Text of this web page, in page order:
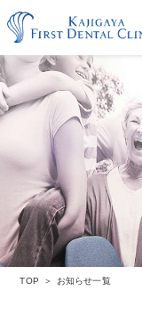
TOP お知らせ一覧